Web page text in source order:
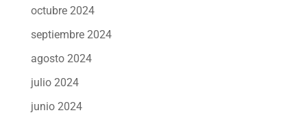
octubre 2024
septiembre 2024
agosto 2024
julio 2024
junio 2024